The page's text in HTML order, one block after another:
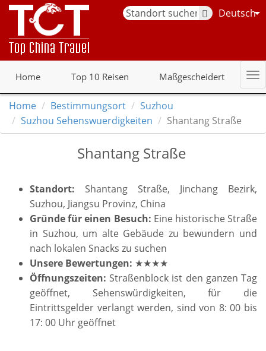
Deutsch
Home Top 10 Reisen Maßgescheidert
Home Bestimmungsort
Suzhou
Suzhou Sehenswuerdigkeiten
Shantang Straße
Shantang Straße
Standort: Shantang Straße, Jinchang Bezirk,
Suzhou, Jiangsu Provinz, China
Gründe für einen Besuch: Eine historische Straße
in Suzhou, um alte Gebäude zu bewundern und
nach lokalen Snacks zu suchen
Unsere Bewertungen: ★★★★
Öffnungszeiten: Straßenblock ist den ganzen Tag
geöffnet, Sehenswürdigkeiten, für die
Eintrittsgelder verlangt werden, sind von 8: 00 bis
17: 00 Uhr geöffnet